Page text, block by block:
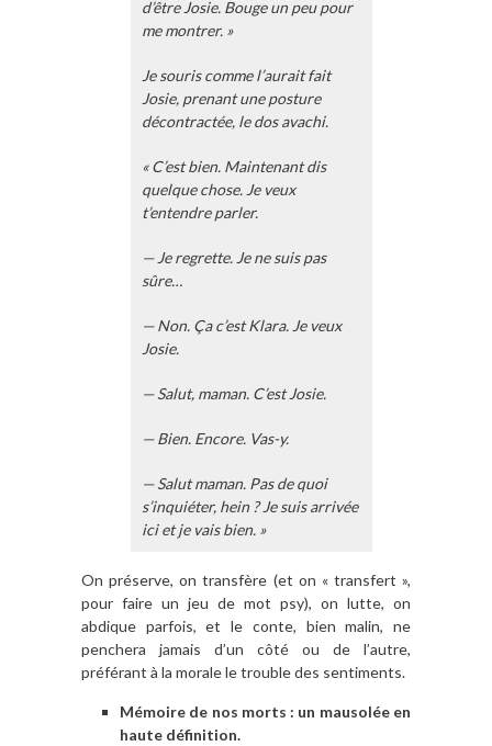
d’être Josie. Bouge un peu pour
me montrer. »
Je souris comme l’aurait fait
Josie, prenant une posture
décontractée, le dos avachi.
« C’est bien. Maintenant dis
quelque chose. Je veux
t’entendre parler.
— Je regrette. Je ne suis pas
sûre…
— Non. Ça c’est Klara. Je veux
Josie.
— Salut, maman. C’est Josie.
— Bien. Encore. Vas-y.
— Salut maman. Pas de quoi
s’inquiéter, hein ? Je suis arrivée
ici et je vais bien. »
On préserve, on transfère (et on « transfert »,
pour faire un jeu de mot psy), on lutte, on
abdique parfois, et le conte, bien malin, ne
penchera jamais d’un côté ou de l’autre,
préférant à la morale le trouble des sentiments.
Mémoire de nos morts : un mausolée en
haute définition.